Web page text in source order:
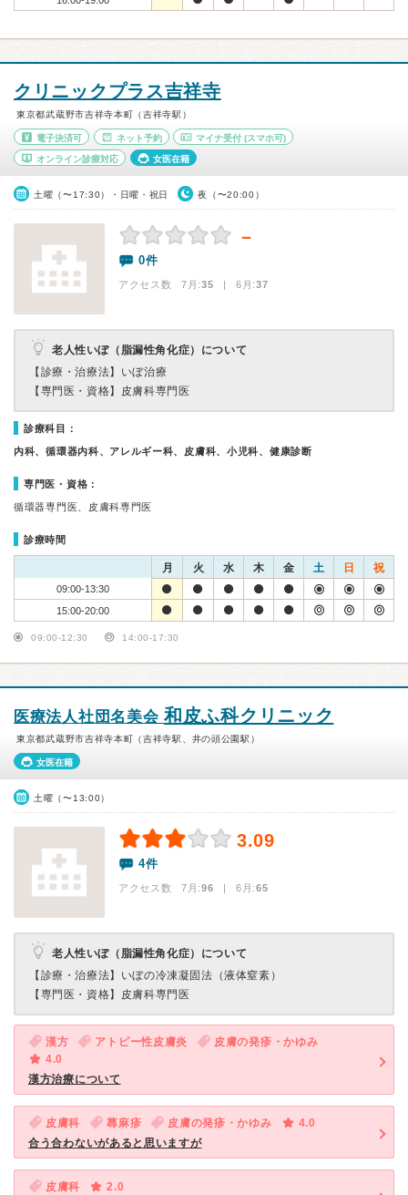
クリニックプラス吉祥寺
東京都武蔵野市吉祥寺本町（吉祥寺駅）
電子決済可 ネット予約 マイナ受付 (スマホ可)
オンライン診療対応 女医在籍
土曜（〜17:30）・日曜・祝日 夜（〜20:00）
－
0件
アクセス数 7月:35 | 6月:37
老人性いぼ（脂漏性角化症）について
【診療・治療法】 いぼ治療
【専門医・資格】 皮膚科専門医
診療科目：
内科、循環器内科、アレルギー科、皮膚科、小児科、健康診断
専門医・資格：
循環器専門医、皮膚科専門医
診療時間
月 火 水 木 金 土 日 祝
09:00-13:30
15:00-20:00
09:00-12:30 14:00-17:30
医療法人社団名美会 和皮ふ科クリニック
東京都武蔵野市吉祥寺本町（吉祥寺駅、井の頭公園駅）
女医在籍
土曜（〜13:00）
3.09
4件
アクセス数 7月:96 | 6月:65
老人性いぼ（脂漏性角化症）について
【診療・治療法】 いぼの冷凍凝固法（液体窒素）
【専門医・資格】 皮膚科専門医
漢方 アトピー性皮膚炎
皮膚の発疹・かゆみ
4.0
漢方治療について
皮膚科 蕁麻疹 皮膚の発疹・かゆみ
4.0
合う合わないがあると思いますが
皮膚科
2.0